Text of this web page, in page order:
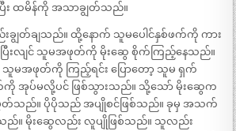
း ထမိန်ကို အသာချွတ်သည်။
ျွတ်ချသည်။ ထို့နောက် သူမပေါင်နှစ်ဖက်ကို ကား
ြီးလျင် သူမအဖုတ်ကို မိုးဆွေ စိုက်ကြည့်နေသည်။
မအဖုတ်ကို ကြည့်ရင်း ပြောတော့ သူမ ရှက်
အုပ်မလို့ပင် ဖြစ်သွားသည်။ သို့သော် မိုးဆွေက
ပွတ်သည်။ ပိုပိုသည် အပျိုစင်ဖြစ်သည်။ ခုမှ အသက်
ည်။ မိုးဆွေလည်း လူပျိုဖြစ်သည်။ သူလည်း